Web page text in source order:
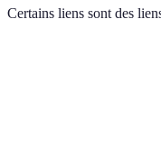
Certains liens sont des